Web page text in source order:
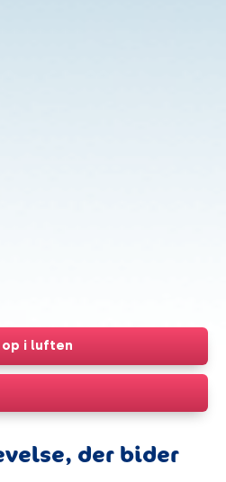
op i luften
der bider